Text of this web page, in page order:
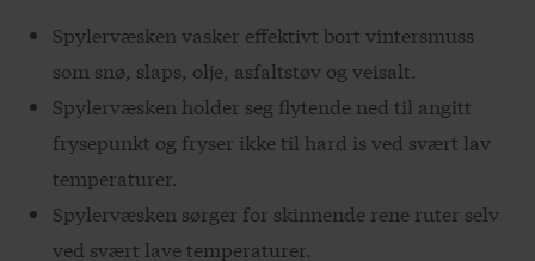
Spylervæsken vasker effektivt bort vintersmuss
som snø, slaps, olje, asfaltstøv og veisalt.
Spylervæsken holder seg flytende ned til angitt
frysepunkt og fryser ikke til hard is ved svært lav
temperaturer.
Spylervæsken sørger for skinnende rene ruter selv
ved svært lave temperaturer.